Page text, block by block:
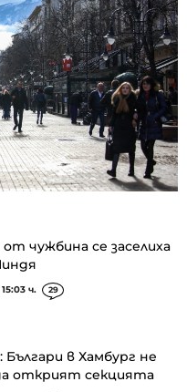
от чужбина се заселиха
ч. 29
Българи в Хамбург не
открият секцията